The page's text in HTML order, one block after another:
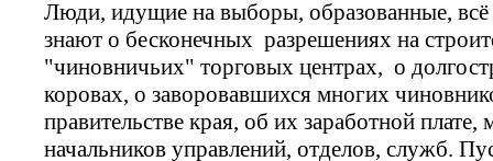
Люди, идущие на выборы, образованные,
знают о бесконечных разрешениях на
"чиновничьих" торговых центрах, о
коровах, о заворовавшихся многих
правительстве края, об их заработной
начальников управлений, отделов, служб.